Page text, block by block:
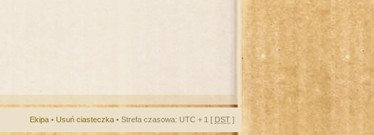
Ekipa • Usuń ciasteczka • Strefa czasowa: UTC + 1 [ DST ]